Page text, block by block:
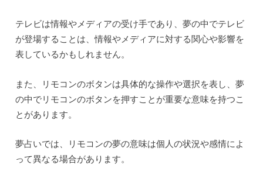
テレビは情報やメディアの受け手であり、夢の中でテレビ
が登場することは、情報やメディアに対する関心や影響を
表しているかもしれません。
また、リモコンのボタンは具体的な操作や選択を表し、夢
の中でリモコンのボタンを押すことが重要な意味を持つこ
とがあります。
夢占いでは、リモコンの夢の意味は個人の状況や感情によ
って異なる場合があります。